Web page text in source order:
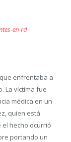
en-rd
enfrentaba a
La víctima fue
médica en un
quien está
hecho ocurrió
portando un